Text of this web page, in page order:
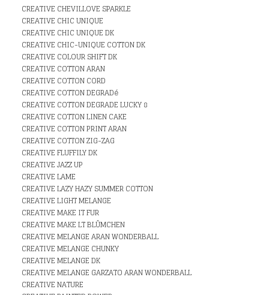
CREATIVE CHEVILLOVE SPARKLE
CREATIVE CHIC UNIQUE
CREATIVE CHIC UNIQUE DK
CREATIVE CHIC-UNIQUE COTTON DK
CREATIVE COLOUR SHIFT DK
CREATIVE COTTON ARAN
CREATIVE COTTON CORD
CREATIVE COTTON DEGRADé
CREATIVE COTTON DEGRADE LUCKY 8
CREATIVE COTTON LINEN CAKE
CREATIVE COTTON PRINT ARAN
CREATIVE COTTON ZIG-ZAG
CREATIVE FLUFFILY DK
CREATIVE JAZZ UP
CREATIVE LAME
CREATIVE LAZY HAZY SUMMER COTTON
CREATIVE LIGHT MELANGE
CREATIVE MAKE IT FUR
CREATIVE MAKE LT BLÛMCHEN
CREATIVE MELANGE ARAN WONDERBALL
CREATIVE MELANGE CHUNKY
CREATIVE MELANGE DK
CREATIVE MELANGE GARZATO ARAN WONDERBALL
CREATIVE NATURE